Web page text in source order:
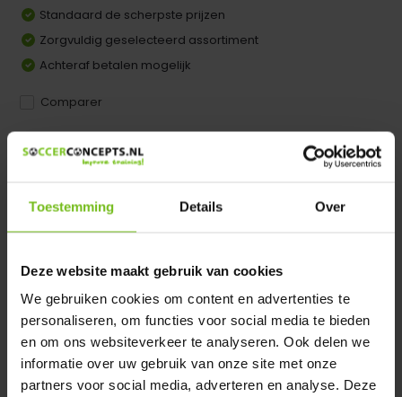
Toestemming Details Over
Deze website maakt gebruik van cookies
We gebruiken cookies om content en advertenties te
personaliseren, om functies voor social media te bieden
en om ons websiteverkeer te analyseren. Ook delen we
informatie over uw gebruik van onze site met onze
partners voor social media, adverteren en analyse. Deze
Standaard de scherpste prijzen
Zorgvuldig geselecteerd assortiment
Achteraf betalen mogelijk
Comparer
Dir product is beschikbaar in de volgende varianten:
We helpen u graag met meer informatie
Description du produit
Spécifications